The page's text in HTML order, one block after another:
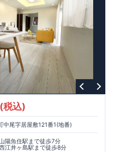
込)
中尾字居屋敷121番1(地番)
陽魚住駅まで徒歩7分
江井ヶ島駅まで徒歩8分